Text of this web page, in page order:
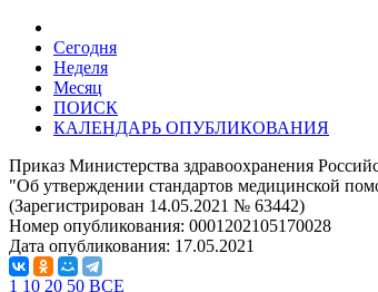
Сегодня
Неделя
Месяц
ПОИСК
КАЛЕНДАРЬ ОПУБЛИКОВАНИЯ
Приказ Министерства здравоохранения
"Об утверждении стандартов медицинской
(Зарегистрирован 14.05.2021 № 63442)
Номер опубликования: 0001202105170028
Дата опубликования: 17.05.2021
1 10 20 50 ВСЕ